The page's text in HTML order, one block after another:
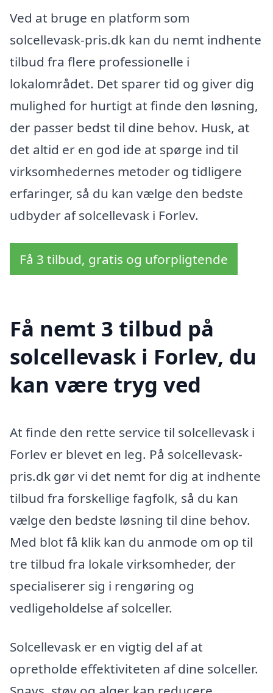
Ved at bruge en platform som
solcellevask-pris.dk kan du nemt indhente
tilbud fra flere professionelle i
lokalområdet. Det sparer tid og giver dig
mulighed for hurtigt at finde den løsning,
der passer bedst til dine behov. Husk, at
det altid er en god ide at spørge ind til
virksomhedernes metoder og tidligere
erfaringer, så du kan vælge den bedste
udbyder af solcellevask i Forlev.
Få 3 tilbud, gratis og uforpligtende
Få nemt 3 tilbud på
solcellevask i Forlev, du
kan være tryg ved
At finde den rette service til solcellevask i
Forlev er blevet en leg. På solcellevask-
pris.dk gør vi det nemt for dig at indhente
tilbud fra forskellige fagfolk, så du kan
vælge den bedste løsning til dine behov.
Med blot få klik kan du anmode om op til
tre tilbud fra lokale virksomheder, der
specialiserer sig i rengøring og
vedligeholdelse af solceller.
Solcellevask er en vigtig del af at
opretholde effektiviteten af dine solceller.